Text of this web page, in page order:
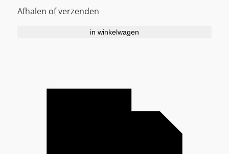
Afhalen of verzenden
in winkelwagen